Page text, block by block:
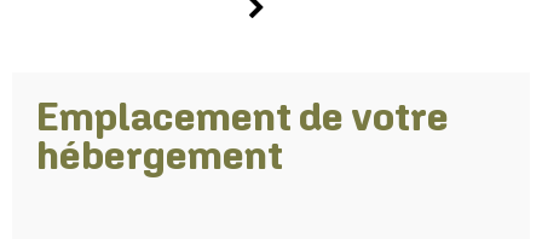
Emplacement de votre
hébergement